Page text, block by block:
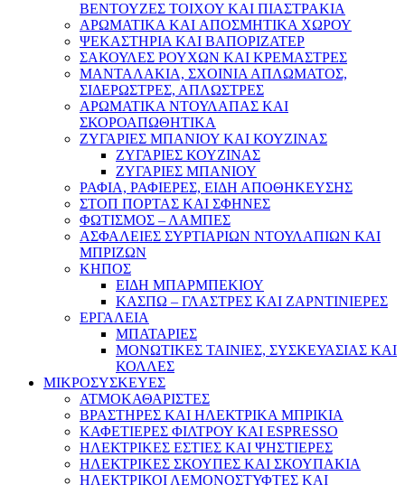
ΒΕΝΤΟΥΖΕΣ ΤΟΙΧΟΥ ΚΑΙ ΠΙΑΣΤΡΑΚΙΑ
ΑΡΩΜΑΤΙΚΑ KAI ΑΠΟΣΜΗΤΙΚΑ ΧΩΡΟΥ
ΨΕΚΑΣΤΗΡΙΑ ΚΑΙ ΒΑΠΟΡΙΖΑΤΕΡ
ΣΑΚΟΥΛΕΣ ΡΟΥΧΩΝ ΚΑΙ ΚΡΕΜΑΣΤΡΕΣ
ΜΑΝΤΑΛΑΚΙΑ, ΣΧΟΙΝΙΑ ΑΠΛΩΜΑΤΟΣ,
ΣΙΔΕΡΩΣΤΡΕΣ, ΑΠΛΩΣΤΡΕΣ
ΑΡΩΜΑΤΙΚΑ ΝΤΟΥΛΑΠΑΣ ΚΑΙ
ΣΚΟΡΟΑΠΩΘΗΤΙΚΑ
ΖΥΓΑΡΙΕΣ ΜΠΑΝΙΟΥ ΚΑΙ ΚΟΥΖΙΝΑΣ
ΖΥΓΑΡΙΕΣ ΚΟΥΖΙΝΑΣ
ΖΥΓΑΡΙΕΣ ΜΠΑΝΙΟΥ
ΡΑΦΙΑ, ΡΑΦΙΕΡΕΣ, ΕΙΔΗ ΑΠΟΘΗΚΕΥΣΗΣ
ΣΤΟΠ ΠΟΡΤΑΣ ΚΑΙ ΣΦΗΝΕΣ
ΦΩΤΙΣΜΟΣ – ΛΑΜΠΕΣ
ΑΣΦΑΛΕΙΕΣ ΣΥΡΤΙΑΡΙΩΝ ΝΤΟΥΛΑΠΙΩΝ ΚΑΙ
ΜΠΡΙΖΩΝ
ΚΗΠΟΣ
ΕΙΔΗ ΜΠΑΡΜΠΕΚΙΟΥ
ΚΑΣΠΩ – ΓΛΑΣΤΡΕΣ ΚΑΙ ΖΑΡΝΤΙΝΙΕΡΕΣ
ΕΡΓΑΛΕΙΑ
ΜΠΑΤΑΡΙΕΣ
ΜΟΝΩΤΙΚΕΣ ΤΑΙΝΙΕΣ, ΣΥΣΚΕΥΑΣΙΑΣ ΚΑΙ
ΚΟΛΛΕΣ
ΜΙΚΡΟΣΥΣΚΕΥΕΣ
ΑΤΜΟΚΑΘΑΡΙΣΤΕΣ
ΒΡΑΣΤΗΡΕΣ ΚΑΙ ΗΛΕΚΤΡΙΚΑ ΜΠΡΙΚΙΑ
ΚΑΦΕΤΙΕΡΕΣ ΦΙΛΤΡΟΥ ΚΑΙ ESPRESSO
ΗΛΕΚΤΡΙΚΕΣ ΕΣΤΙΕΣ ΚΑΙ ΨΗΣΤΙΕΡΕΣ
ΗΛΕΚΤΡΙΚΕΣ ΣΚΟΥΠΕΣ ΚΑΙ ΣΚΟΥΠΑΚΙΑ
ΗΛΕΚΤΡΙΚΟΙ ΛΕΜΟΝΟΣΤΥΦΤΕΣ ΚΑΙ